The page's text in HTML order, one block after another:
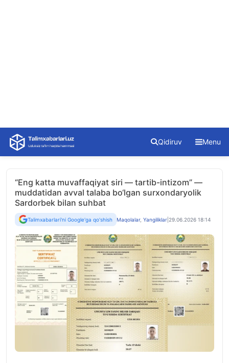
Skip
content
Qidiruv Menu
“Eng katta muvaffaqiyat siri — tartib-intizom” —
muddatidan avval talaba bo‘lgan surxondaryolik
Sardorbek bilan suhbat
Talimxabarlari'ni Google'ga qo'shish Maqolalar, Yangiliklar 29.06.2026 18:14